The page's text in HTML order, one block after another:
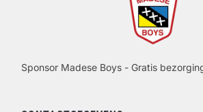
Sponsor Madese Boys - Gratis